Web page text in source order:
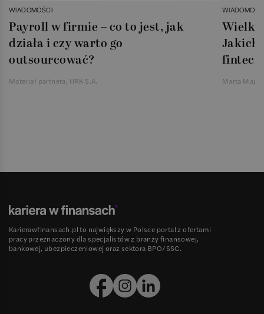
WIADOMOŚCI
Payroll w firmie – co to jest, jak
działa i czy warto go
outsourcować?
Materiał partnera, HRK S.A.
Jakich
Marta
Karierawfinansach.pl to największy w Polsce portal z ofertami
pracy przeznaczony dla specjalistów z branży finansowej,
bankowej, ubezpieczeniowej oraz sektora BPO/SSC.